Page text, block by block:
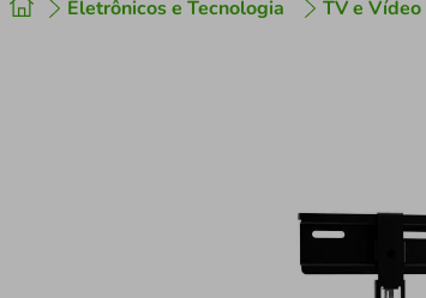
Eletrônicos e Tecnologia TV e Vídeo
2º cafeteira
iphone